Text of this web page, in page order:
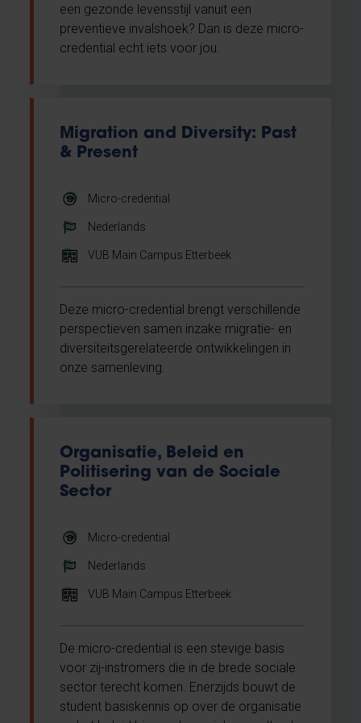
een gezonde levensstijl vanuit een
preventieve invalshoek? Dan is deze micro-
credential echt iets voor jou.
Migration and Diversity: Past
& Present
Micro-credential
Nederlands
VUB Main Campus Etterbeek
Deze micro-credential brengt verschillende
perspectieven samen inzake migratie- en
diversiteitsgerelateerde ontwikkelingen in
onze samenleving.
Organisatie, Beleid en
Politisering van de Sociale
Sector
Micro-credential
Nederlands
VUB Main Campus Etterbeek
De micro-credential is een stevige basis
voor zij-instromers die in de brede sociale
sector terecht komen. Enerzijds bouwt de
student basiskennis op over de organisatie